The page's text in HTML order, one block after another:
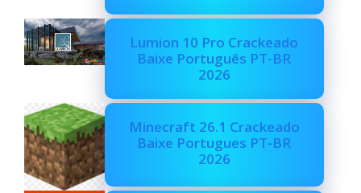
Lumion 10 Pro Crackeado
Baixe Português PT-BR
2026
Minecraft 26.1 Crackeado
Baixe Portugues PT-BR
2026